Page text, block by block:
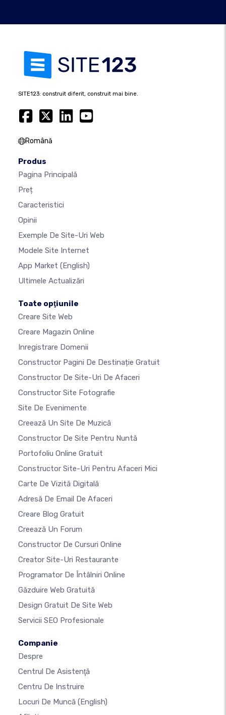
SITE123: construit diferit, construit mai bine.
Română
Produs
Pagina Principală
Preț
Caracteristici
Opinii
Exemple De Site-Uri Web
Modele Site Internet
App Market (English)
Ultimele Actualizări
Toate opţiunile
Creare Site Web
Creare Magazin Online
Inregistrare Domenii
Constructor Pagini De Destinație Gratuit
Constructor De Site-Uri De Afaceri
Constructor Site Fotografie
Site De Evenimente
Creează Un Site De Muzică
Constructor De Site Pentru Nuntă
Portofoliu Online Gratuit
Constructor Site-Uri Pentru Afaceri Mici
Carte De Vizită Digitală
Adresă De Email De Afaceri
Creare Blog Gratuit
Creează Un Forum
Constructor De Cursuri Online
Creator Site-Uri Restaurante
Programator De Întâlniri Online
Găzduire Web Gratuită
Design Gratuit De Site Web
Servicii SEO Profesionale
Companie
Despre
Centrul De Asistenţă
Centru De Instruire
Locuri De Muncă (English)